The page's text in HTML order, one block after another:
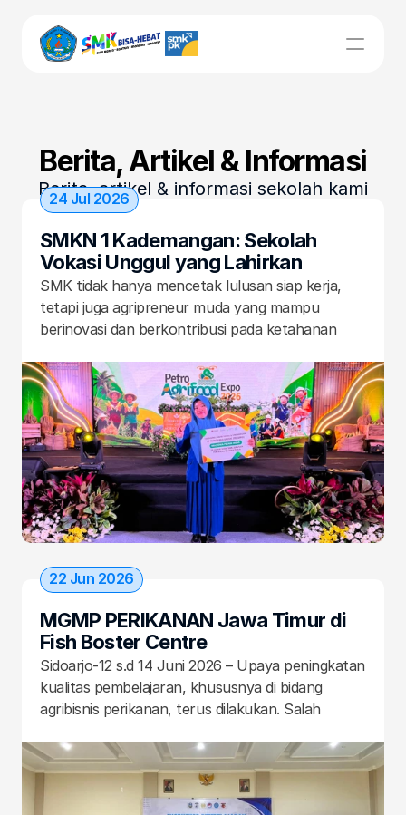
Berita, Artikel & Informasi
Berita, artikel & informasi sekolah kami
SMKN 1 Kademangan: Sekolah
Vokasi Unggul yang Lahirkan
Agripreneur Muda di Petro Agrifood
Expo 2026
SMK tidak hanya mencetak lulusan siap kerja,
tetapi juga agripreneur muda yang mampu
berinovasi dan berkontribusi pada ketahanan
Kademangan, Kabupaten Blitar, yang berhasil
meraih prestasi luar biasa dalam Petro Agrifood
Expo (PAE) 2026 yang digelar PT Petrokimia
Gresik di Gresik pada 25–27 Juli 2026.
24 Jul 2026
MGMP PERIKANAN Jawa Timur di
Fish Boster Centre
Sidoarjo-12 s.d 14 Juni 2026 – Upaya peningkatan
kualitas pembelajaran, khususnya di bidang
agribisnis perikanan, terus dilakukan. Salah
mendalam yang digelar bagi para guru SMK
melalui wadah MGMP Perikanan Jawa Timur.
22 Jun 2026
Beranda
Profil
Blog
Kurikulum
Kesiswaan
Sarpras
Agribisnis Ternak Unggas
Agribisnis Pertanian dan Holtikultura
Teknik Kendaraan Otomotif
Bisnis Digital
Teknik Jaringan Komputer dan
Telekomunikasi
Animasi
MikroTik Academy